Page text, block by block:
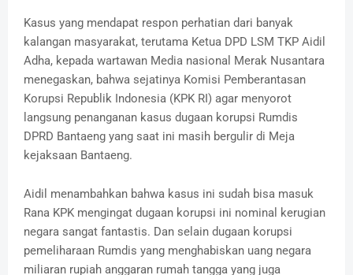
Kasus yang mendapat respon perhatian dari banyak
kalangan masyarakat, terutama Ketua DPD LSM TKP Aidil
Adha, kepada wartawan Media nasional Merak Nusantara
menegaskan, bahwa sejatinya Komisi Pemberantasan
Korupsi Republik Indonesia (KPK RI) agar menyorot
langsung penanganan kasus dugaan korupsi Rumdis
DPRD Bantaeng yang saat ini masih bergulir di Meja
kejaksaan Bantaeng.
Aidil menambahkan bahwa kasus ini sudah bisa masuk
Rana KPK mengingat dugaan korupsi ini nominal kerugian
negara sangat fantastis. Dan selain dugaan korupsi
pemeliharaan Rumdis yang menghabiskan uang negara
miliaran rupiah anggaran rumah tangga yang juga